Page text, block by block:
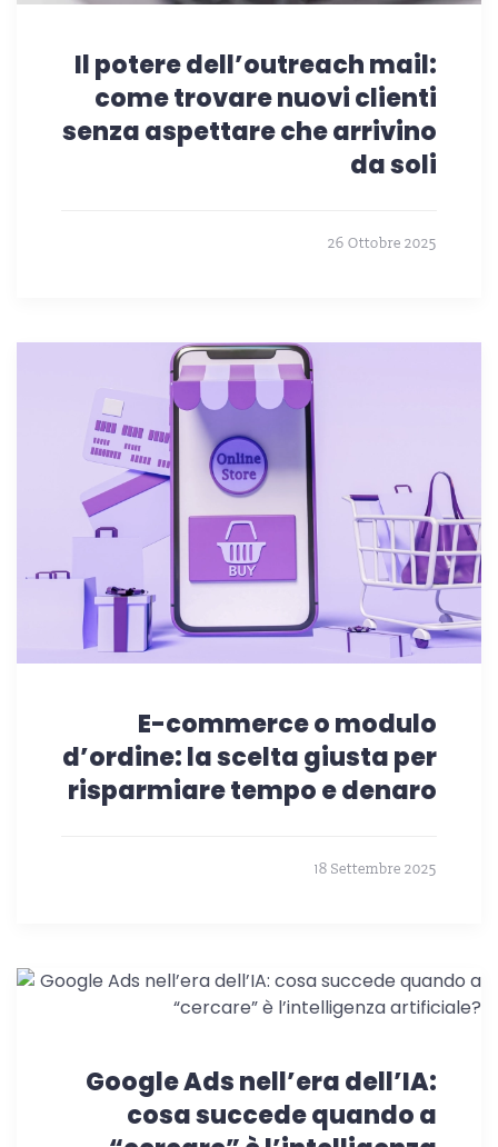
Il potere dell’outreach mail:
come trovare nuovi clienti
senza aspettare che arrivino
da soli
26 Ottobre 2025
E-commerce o modulo
d’ordine: la scelta giusta per
risparmiare tempo e denaro
18 Settembre 2025
Google Ads nell’era dell’IA:
cosa succede quando a